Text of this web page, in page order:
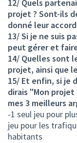
12/ Quels
projet ? Sont-ils
donné leur accord
13/ Si je ne suis
peut gérer et
14/ Quelles sont
projet, ainsi que
15/ Et enfin, si je
dirais "Mon
mes 3 meilleurs
-1 seul jeu pour
jeu pour les
habitants